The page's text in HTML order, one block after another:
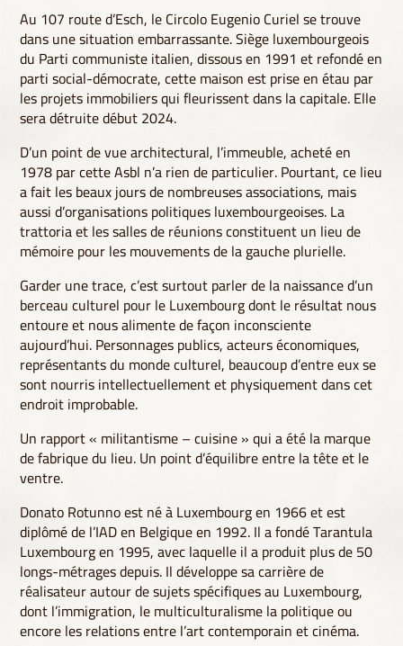
Au 107 route d’Esch, le Circolo Eugenio Curiel se trouve
dans une situation embarrassante. Siège luxembourgeois
du Parti communiste italien, dissous en 1991 et refondé en
parti social-démocrate, cette maison est prise en étau par
les projets immobiliers qui fleurissent dans la capitale. Elle
sera détruite début 2024.
D’un point de vue architectural, l’immeuble, acheté en
1978 par cette Asbl n’a rien de particulier. Pourtant, ce lieu
a fait les beaux jours de nombreuses associations, mais
aussi d’organisations politiques luxembourgeoises. La
trattoria et les salles de réunions constituent un lieu de
mémoire pour les mouvements de la gauche plurielle.
Garder une trace, c’est surtout parler de la naissance d’un
berceau culturel pour le Luxembourg dont le résultat nous
entoure et nous alimente de façon inconsciente
aujourd’hui. Personnages publics, acteurs économiques,
représentants du monde culturel, beaucoup d’entre eux se
sont nourris intellectuellement et physiquement dans cet
endroit improbable.
Un rapport « militantisme – cuisine » qui a été la marque
de fabrique du lieu. Un point d’équilibre entre la tête et le
ventre.
Donato Rotunno est né à Luxembourg en 1966 et est
diplômé de l’IAD en Belgique en 1992. Il a fondé Tarantula
Luxembourg en 1995, avec laquelle il a produit plus de 50
longs-métrages depuis. Il développe sa carrière de
réalisateur autour de sujets spécifiques au Luxembourg,
dont l’immigration, le multiculturalisme la politique ou
encore les relations entre l’art contemporain et cinéma.